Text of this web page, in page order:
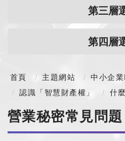
第三層
第四層
首頁 主題網站
中小企
認識「智慧財產權」
什
營業秘密常見問題